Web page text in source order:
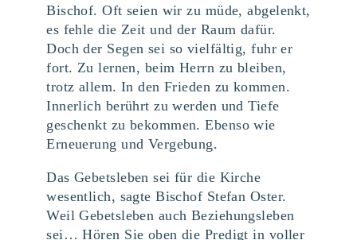
Bischof. Oft seien wir zu müde, abgelenkt,
es fehle die Zeit und der Raum dafür.
Doch der Segen sei so vielfältig, fuhr er
fort. Zu lernen, beim Herrn zu bleiben,
trotz allem. In den Frieden zu kommen.
Innerlich berührt zu werden und Tiefe
geschenkt zu bekommen. Ebenso wie
Erneuerung und Vergebung.
Das Gebetsleben sei für die Kirche
wesentlich, sagte Bischof Stefan Oster.
Weil Gebetsleben auch Beziehungsleben
sei… Hören Sie oben die Predigt in voller